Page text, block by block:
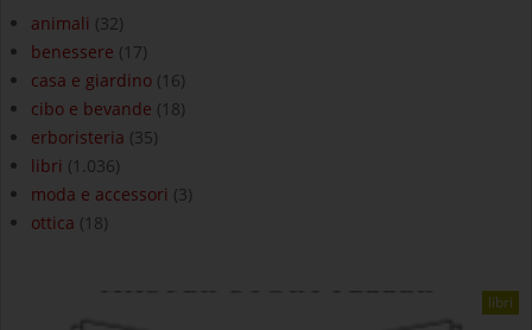
animali (32)
benessere (17)
casa e giardino (16)
cibo e bevande (18)
erboristeria (35)
libri (1.036)
moda e accessori (3)
ottica (18)
libri